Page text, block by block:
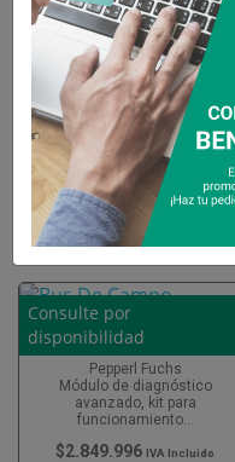
Pepperl Fuchs
Placa madre compacta, fieldbus
power hub MBHC-FB-4
$532.065 IVA Incluido
Ver Más
Consulte por
disponibilidad
Pepperl Fuchs
Módulo de diagnóstico
avanzado, kit para
funcionamiento...
$2.849.996 IVA Incluido
Consulte por
disponibilidad